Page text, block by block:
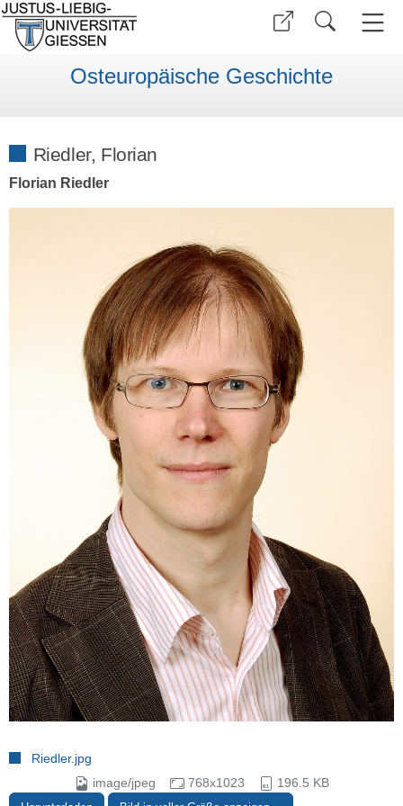
Osteuropäische Geschichte
Riedler, Florian
Florian Riedler
Riedler.jpg
image/jpeg
768x1023 196.5 KB